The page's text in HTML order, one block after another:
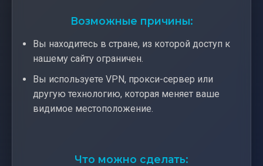
Возможные причины:
Вы находитесь в стране, из которой доступ к
нашему сайту ограничен.
Вы используете VPN, прокси-сервер или
другую технологию, которая меняет ваше
видимое местоположение.
Что можно сделать: